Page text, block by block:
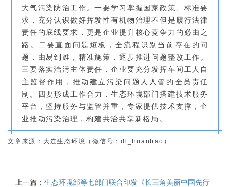
大气污染防治工作。一要学习掌握国家政策、标准要
求，充分认识做好挥发性有机物治理不但是履行法律
责任的底线要求，更是企业提升核心竞争力的必由之
路。二要直面问题短板，全流程识别当前存在的问
题，由易到难，精准施策，逐步推进问题整改工作。
三要落实治污主体责任，企业要充分发挥车间工人自
主监督作用，推动建立污染问题人人管的全员责任
制。四要形成工作合力，生态环境部门搭建技术服务
平台，坚持服务与监管并重，专家提供技术支撑，企
业推动污染治理，构建共治共享新格局。
文章来源：大连生态环境（微信号：dl_huanbao）
上一篇： 生态环境部等七部门联合印发《长三角美丽中国先行